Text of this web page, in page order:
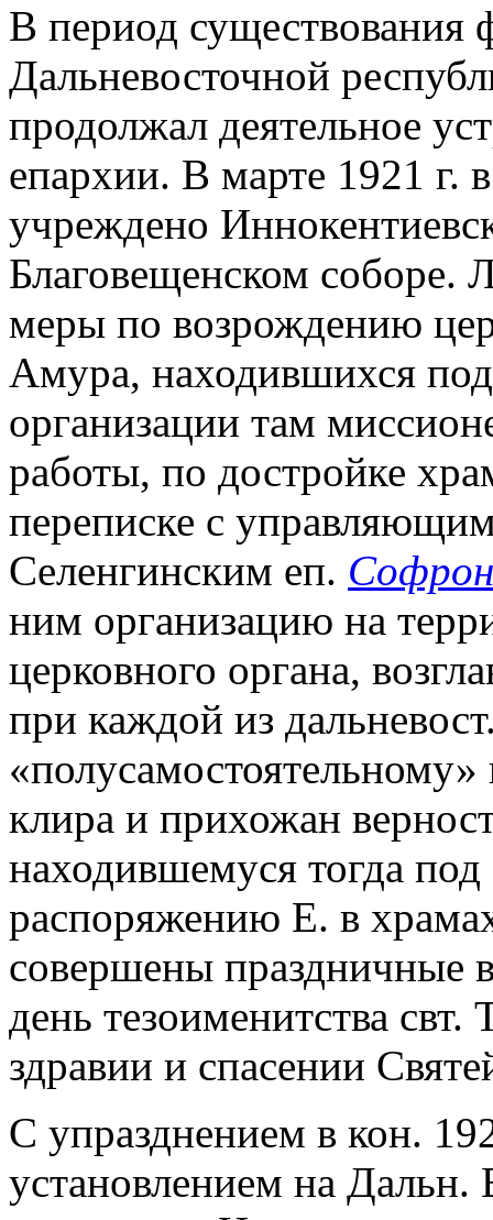
В период существования
Дальневосточной
продолжал деятельное
епархии. В марте 1921 г.
учреждено
Благовещенском соборе.
меры по возрождению
Амура, находившихся
организации там
работы, по достройке
переписке с
Селенгинским еп.
ним организацию на
церковного органа,
при каждой из
клира и прихожан
находившемуся тогда под
распоряжению Е. в
совершены праздничные
день тезоименитства
здравии и спасении
С упразднением в кон.
установлением на Дальн.